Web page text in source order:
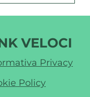
VELOCI
Privacy
Policy